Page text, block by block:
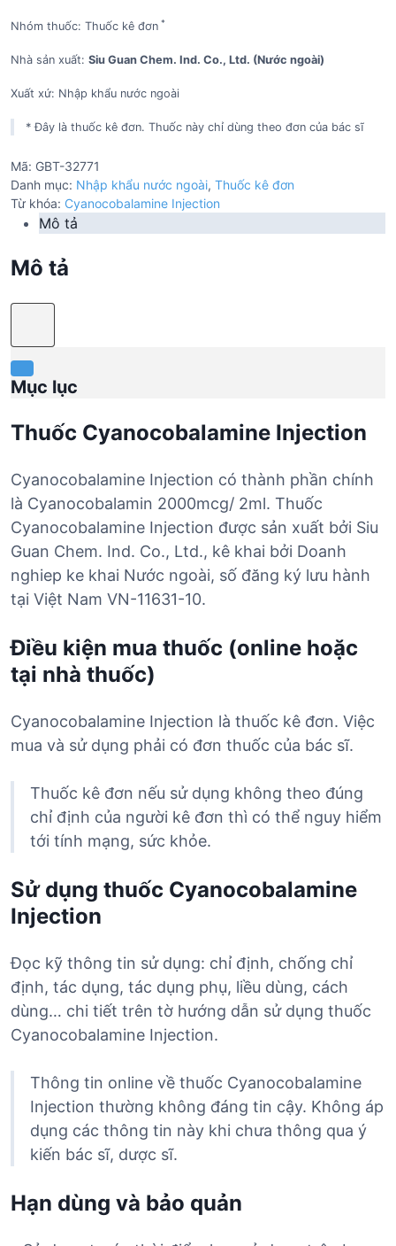
Nhóm thuốc: Thuốc kê đơn *
Nhà sản xuất: Siu Guan Chem. Ind. Co., Ltd. (Nước ngoài)
Xuất xứ: Nhập khẩu nước ngoài
* Đây là thuốc kê đơn. Thuốc này chỉ dùng theo đơn của bác sĩ
Mã: GBT-32771
Danh mục: Nhập khẩu nước ngoài, Thuốc kê đơn
Từ khóa: Cyanocobalamine Injection
Mô tả
Mô tả
Mục lục
Thuốc Cyanocobalamine Injection
Cyanocobalamine Injection có thành phần chính
là Cyanocobalamin 2000mcg/ 2ml. Thuốc
Cyanocobalamine Injection được sản xuất bởi Siu
Guan Chem. Ind. Co., Ltd., kê khai bởi Doanh
nghiep ke khai Nước ngoài, số đăng ký lưu hành
tại Việt Nam VN-11631-10.
Điều kiện mua thuốc (online hoặc
tại nhà thuốc)
Cyanocobalamine Injection là thuốc kê đơn. Việc
mua và sử dụng phải có đơn thuốc của bác sĩ.
Thuốc kê đơn nếu sử dụng không theo đúng
chỉ định của người kê đơn thì có thể nguy hiểm
tới tính mạng, sức khỏe.
Sử dụng thuốc Cyanocobalamine
Injection
Đọc kỹ thông tin sử dụng: chỉ định, chống chỉ
định, tác dụng, tác dụng phụ, liều dùng, cách
dùng… chi tiết trên tờ hướng dẫn sử dụng thuốc
Cyanocobalamine Injection.
Thông tin online về thuốc Cyanocobalamine
Injection thường không đáng tin cậy. Không áp
dụng các thông tin này khi chưa thông qua ý
kiến bác sĩ, dược sĩ.
Hạn dùng và bảo quản